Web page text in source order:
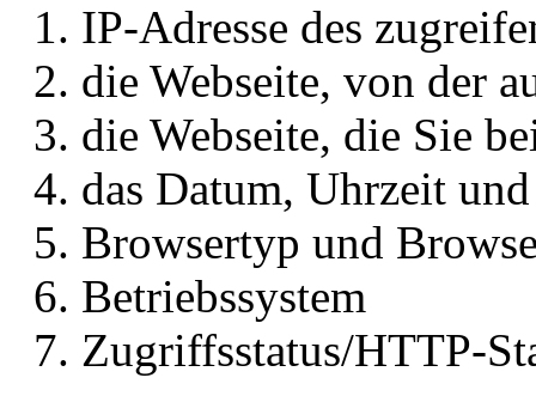
IP-Adresse des
die Webseite, von der
die Webseite, die Sie
das Datum, Uhrzeit
Browsertyp und
Betriebssystem
Zugriffsstatus/HTTP-